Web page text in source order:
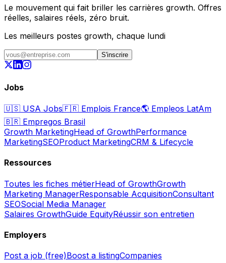
Le mouvement qui fait briller les carrières growth. Offres
réelles, salaires réels, zéro bruit.
Les meilleurs postes growth, chaque lundi
S'inscrire
Jobs
🇺🇸 USA Jobs🇫🇷 Emplois France🌎 Empleos LatAm
🇧🇷 Empregos Brasil
Growth MarketingHead of GrowthPerformance
MarketingSEOProduct MarketingCRM & Lifecycle
Ressources
Toutes les fiches métierHead of GrowthGrowth
Marketing ManagerResponsable AcquisitionConsultant
SEOSocial Media Manager
Salaires GrowthGuide EquityRéussir son entretien
Employers
Post a job (free)Boost a listingCompanies